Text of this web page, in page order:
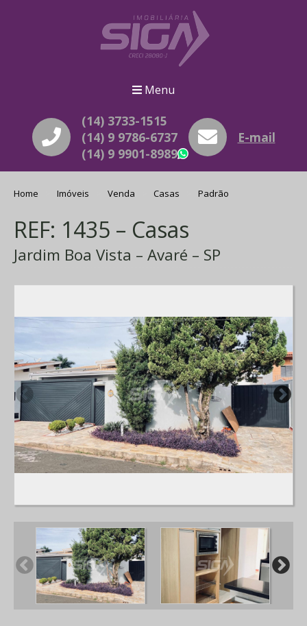
Menu
(14) 3733-1515
(14) 9 9786-6737
(14) 9 9901-8989
WhatsApp
E-mail
Home Imóveis Venda Casas Padrão
REF: 1435 – Casas
Jardim Boa Vista – Avaré – SP